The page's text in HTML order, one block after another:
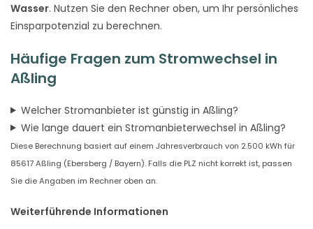
Wasser. Nutzen Sie den Rechner oben, um Ihr persönliches
Einsparpotenzial zu berechnen.
Häufige Fragen zum Stromwechsel in
Aßling
Welcher Stromanbieter ist günstig in Aßling?
Wie lange dauert ein Stromanbieterwechsel in Aßling?
Diese Berechnung basiert auf einem Jahresverbrauch von 2.500 kWh für
85617 Aßling (Ebersberg / Bayern). Falls die PLZ nicht korrekt ist, passen
Sie die Angaben im Rechner oben an.
Weiterführende Informationen